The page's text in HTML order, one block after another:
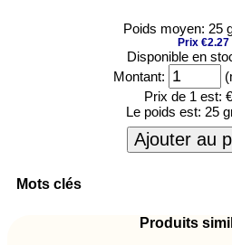
Poids moyen: 25
Prix €2.27
Disponible en
Montant:
Prix de 1 est:
Le poids est: 25
Ajouter au
Mots clés
Produits